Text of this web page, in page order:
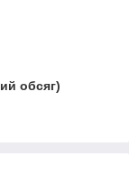
обсяг)